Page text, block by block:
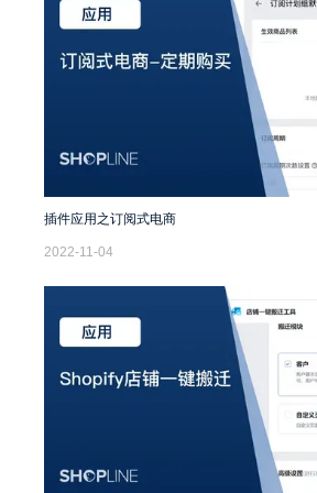
插件应用之订阅式电商
2022-11-04